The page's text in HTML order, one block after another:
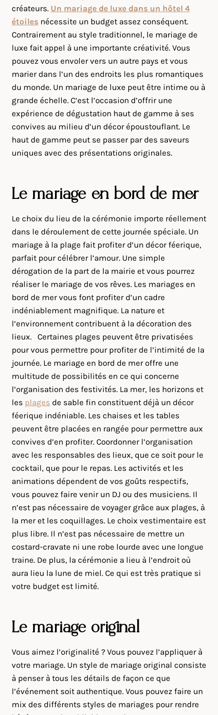
créateurs. Un mariage de luxe dans un hôtel 4
étoiles nécessite un budget assez conséquent.
Contrairement au style traditionnel, le mariage de
luxe fait appel à une importante créativité. Vous
pouvez vous envoler vers un autre pays et vous
marier dans l’un des endroits les plus romantiques
du monde. Un mariage de luxe peut être intime ou à
grande échelle. C’est l’occasion d’offrir une
expérience de dégustation haut de gamme à ses
convives au milieu d’un décor époustouflant. Le
haut de gamme peut se passer par des saveurs
uniques avec des présentations originales.
Le mariage en bord de mer
Le choix du lieu de la cérémonie importe réellement
dans le déroulement de cette journée spéciale. Un
mariage à la plage fait profiter d’un décor féerique,
parfait pour célébrer l’amour. Une simple
dérogation de la part de la mairie et vous pourrez
réaliser le mariage de vos rêves. Les mariages en
bord de mer vous font profiter d’un cadre
indéniablement magnifique. La nature et
l’environnement contribuent à la décoration des
lieux. Certaines plages peuvent être privatisées
pour vous permettre pour profiter de l’intimité de la
journée. Le mariage en bord de mer offre une
multitude de possibilités en ce qui concerne
l’organisation des festivités. La mer, les horizons et
les plages de sable fin constituent déjà un décor
féerique indéniable. Les chaises et les tables
peuvent être placées en rangée pour permettre aux
convives d’en profiter. Coordonner l’organisation
avec les responsables des lieux, que ce soit pour le
cocktail, que pour le repas. Les activités et les
animations dépendent de vos goûts respectifs,
vous pouvez faire venir un DJ ou des musiciens. Il
n’est pas nécessaire de voyager grâce aux plages, à
la mer et les coquillages. Le choix vestimentaire est
plus libre. Il n’est pas nécessaire de mettre un
costard-cravate ni une robe lourde avec une longue
traine. De plus, la cérémonie a lieu à l’endroit où
aura lieu la lune de miel. Ce qui est très pratique si
votre budget est limité.
Le mariage original
Vous aimez l’originalité ? Vous pouvez l’appliquer à
votre mariage. Un style de mariage original consiste
à penser à tous les détails de façon ce que
l’événement soit authentique. Vous pouvez faire un
mix des différents styles de mariages pour rendre